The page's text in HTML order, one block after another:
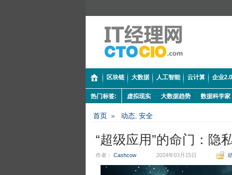
区块链 大数据 人工智能 云计算 企业2.0
热门标签: 虚拟现实 大数据趋势 数据科学家
首页 » 动态 安全
“超级应用”的命门：隐
作者： Cashcow 2024年03月15日